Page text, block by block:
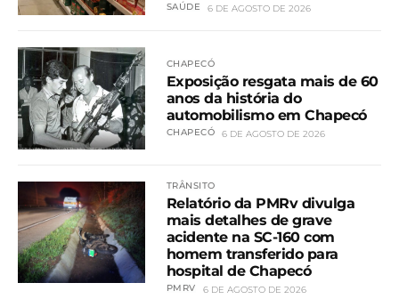
SAÚDE 6 DE AGOSTO DE 2026
CHAPECÓ
Exposição resgata mais de 60
anos da história do
automobilismo em Chapecó
CHAPECÓ 6 DE AGOSTO DE 2026
TRÂNSITO
Relatório da PMRv divulga
mais detalhes de grave
acidente na SC-160 com
homem transferido para
hospital de Chapecó
PMRV 6 DE AGOSTO DE 2026